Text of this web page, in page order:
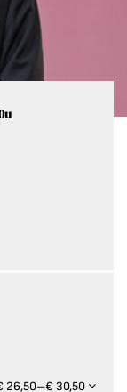
26,50–€ 30,50